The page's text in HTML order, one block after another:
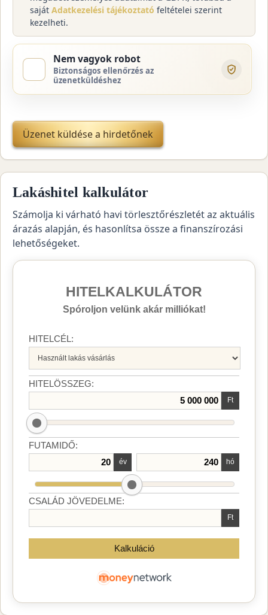
saját Adatkezelési tájékoztató feltételei szerint
kezelheti.
Nem vagyok robot
Biztonságos ellenőrzés az
üzenetküldéshez
Üzenet küldése a hirdetőnek
Lakáshitel kalkulátor
Számolja ki várható havi törlesztőrészletét az aktuális
árazás alapján, és hasonlítsa össze a finanszírozási
lehetőségeket.